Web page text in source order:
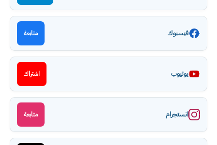
فيسبوك متابعة
يوتيوب اشتراك
انستجرام متابعة